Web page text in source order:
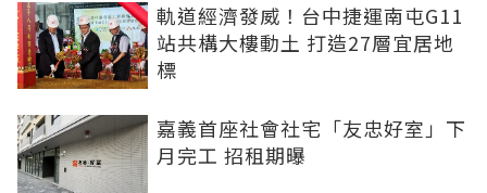
軌道經濟發威！台中捷運南屯G11
站共構大樓動土 打造27層宜居地
標
嘉義首座社會社宅「友忠好室」下
月完工 招租期曝